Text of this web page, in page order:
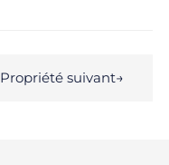
Propriété suivant→